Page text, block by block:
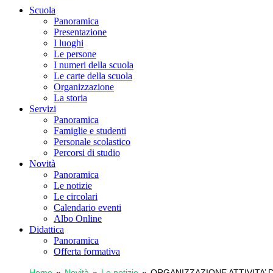
Scuola
Panoramica
Presentazione
I luoghi
Le persone
I numeri della scuola
Le carte della scuola
Organizzazione
La storia
Servizi
Panoramica
Famiglie e studenti
Personale scolastico
Percorsi di studio
Novità
Panoramica
Le notizie
Le circolari
Calendario eventi
Albo Online
Didattica
Panoramica
Offerta formativa